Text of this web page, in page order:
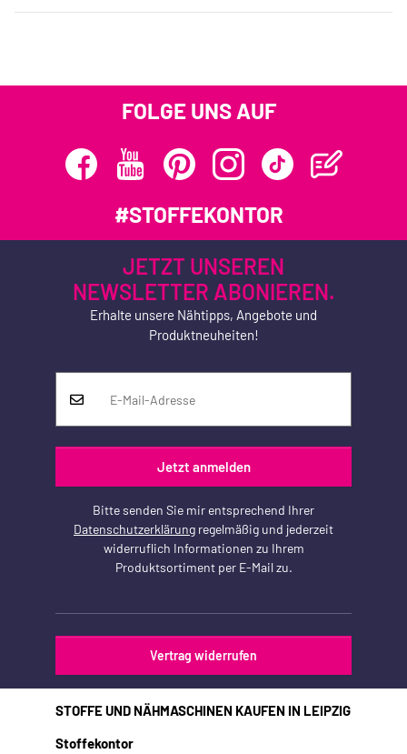
FOLGE UNS AUF
#STOFFEKONTOR
JETZT UNSEREN
NEWSLETTER ABONIEREN.
Erhalte unsere Nähtipps, Angebote und
Produktneuheiten!
Jetzt anmelden
Bitte senden Sie mir entsprechend Ihrer
Datenschutzerklärung regelmäßig und jederzeit
widerruflich Informationen zu Ihrem
Produktsortiment per E-Mail zu.
Vertrag widerrufen
STOFFE UND NÄHMASCHINEN KAUFEN IN LEIPZIG
Stoffekontor